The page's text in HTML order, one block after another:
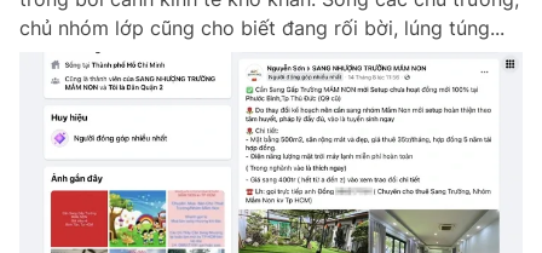
chủ nhóm lớp cũng cho biết đang rối bời, lúng túng...